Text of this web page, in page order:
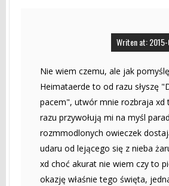
Writen at:
Nie wiem czemu, ale jak
Heimataerde to od razu słyszę
pacem", utwór mnie rozbraja xd
razu przywołują mi na myśl
rozmmodlonych owieczek
udaru od lejącego się z nieba
xd choć akurat nie wiem czy to
okazję właśnie tego święta,